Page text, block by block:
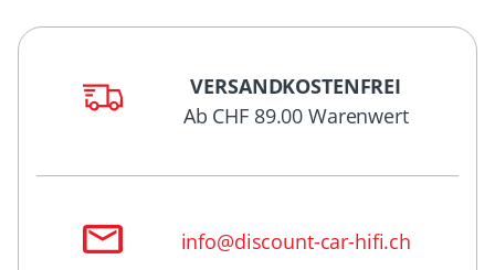
VERSANDKOSTENFREI
Ab CHF 89.00 Warenwert
info@discount-car-hifi.ch